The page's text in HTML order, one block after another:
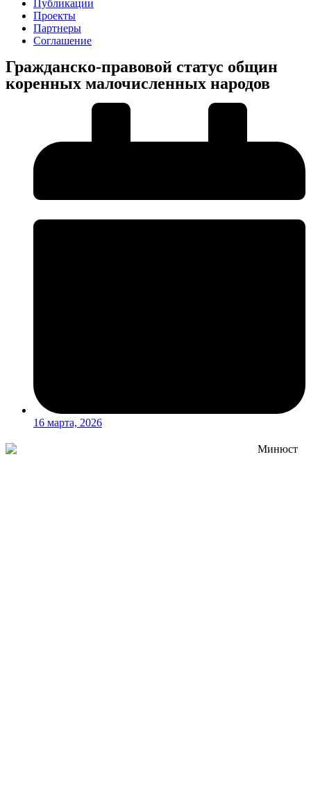
Публикации
Проекты
Партнеры
Соглашение
Гражданско-правовой статус общин
коренных малочисленных народов
16 марта, 2026